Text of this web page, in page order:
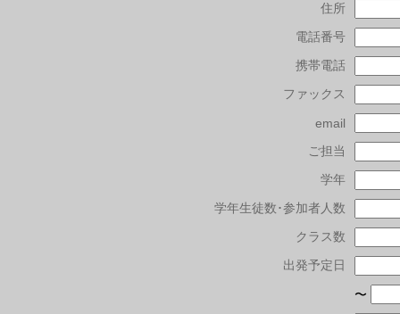
住所
電話番号
携帯電話
ファックス
email
ご担当
学年
学年生徒数･参加者人数
クラス数
出発予定日
〜